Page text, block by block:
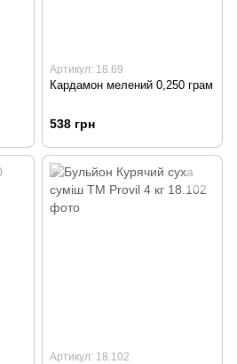
Артикул: 18.69
Кардамон мелений 0,250 грам
538 грн
Артикул: 18.102